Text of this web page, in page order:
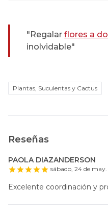
"Regalar flores a
inolvidable"
Plantas, Suculentas y Cactus
Reseñas
PAOLA DIAZANDERSON
sábado, 24 de
Excelente coordinación y